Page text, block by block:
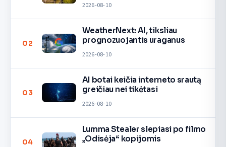
2026-08-10
02
WeatherNext: AI, tiksliau
prognozuojantis uraganus
2026-08-10
03
AI botai keičia interneto srautą
greičiau nei tikėtasi
2026-08-10
04
Lumma Stealer slepiasi po filmo
„Odisėja“ kopijomis